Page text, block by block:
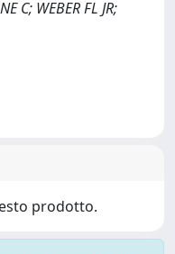
C; WEBER FL JR;
prodotto.